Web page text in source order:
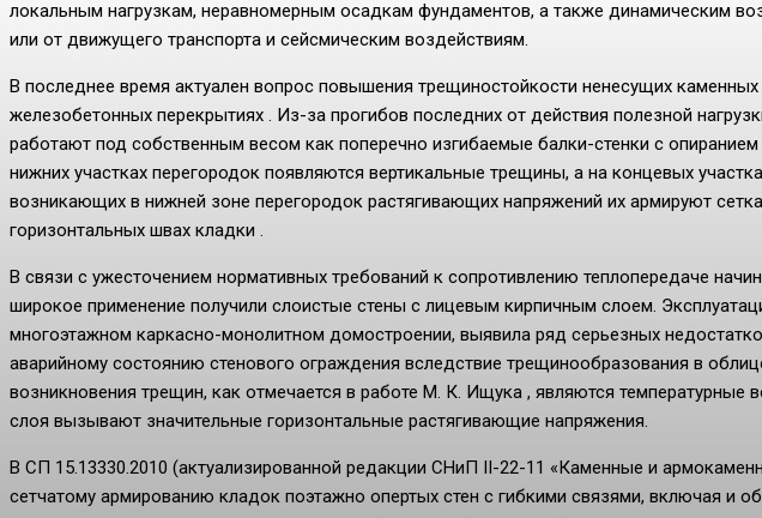
локальным нагрузкам, неравномерным осадкам фундаментов, а также динамическим
или от движущего транспорта и сейсмическим воздействиям.
В последнее время актуален вопрос повышения трещиностойкости ненесущих
железобетонных перекрытиях . Из-за прогибов последних от действия полезной
работают под собственным весом как поперечно изгибаемые балки-стенки с
нижних участках перегородок появляются вертикальные трещины, а на концевых
возникающих в нижней зоне перегородок растягивающих напряжений их армируют
горизонтальных швах кладки .
В связи с ужесточением нормативных требований к сопротивлению теплопередаче
широкое применение получили слоистые стены с лицевым кирпичным слоем.
многоэтажном каркасно-монолитном домостроении, выявила ряд серьезных
аварийному состоянию стенового ограждения вследствие трещинообразования в
возникновения трещин, как отмечается в работе М. К. Ищука , являются температурные
слоя вызывают значительные горизонтальные растягивающие напряжения.
В СП 15.13330.2010 (актуализированной редакции СНиП II-22-11 «Каменные и
сетчатому армированию кладок поэтажно опертых стен с гибкими связями, включая и